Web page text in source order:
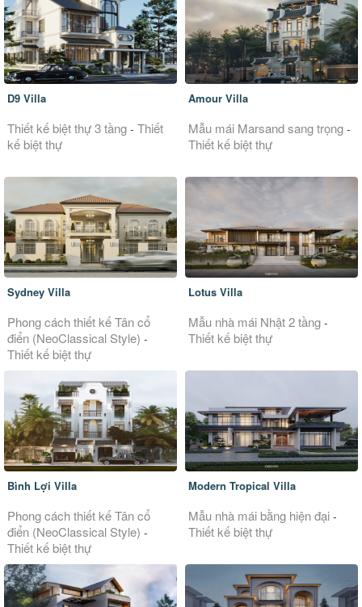
D9 Villa
Thiết kế biệt thự 3 tầng - Thiết
kế biệt thự
Amour Villa
Mẫu mái Marsand sang trọng -
Thiết kế biệt thự
Sydney Villa
Phong cách thiết kế Tân cổ
điển (NeoClassical Style) -
Thiết kế biệt thự
Lotus Villa
Mẫu nhà mái Nhật 2 tầng -
Thiết kế biệt thự
Bình Lợi Villa
Phong cách thiết kế Tân cổ
điển (NeoClassical Style) -
Thiết kế biệt thự
Modern Tropical Villa
Mẫu nhà mái bằng hiện đại -
Thiết kế biệt thự